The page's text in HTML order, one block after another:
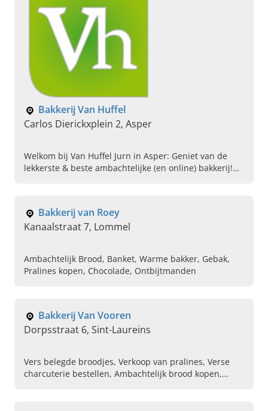
Bakkerij Van Huffel
Carlos Dierickxplein 2, Asper
Welkom bij Van Huffel Jurn in Asper: Geniet van de
lekkerste & beste ambachtelijke (en online) bakkerij!
Bakkerij van Roey
Kanaalstraat 7, Lommel
Ambachtelijk Brood, Banket, Warme bakker, Gebak,
Pralines kopen, Chocolade, Ontbijtmanden
Bakkerij Van Vooren
Dorpsstraat 6, Sint-Laureins
Vers belegde broodjes, Verkoop van pralines, Verse
charcuterie bestellen, Ambachtelijk brood kopen,